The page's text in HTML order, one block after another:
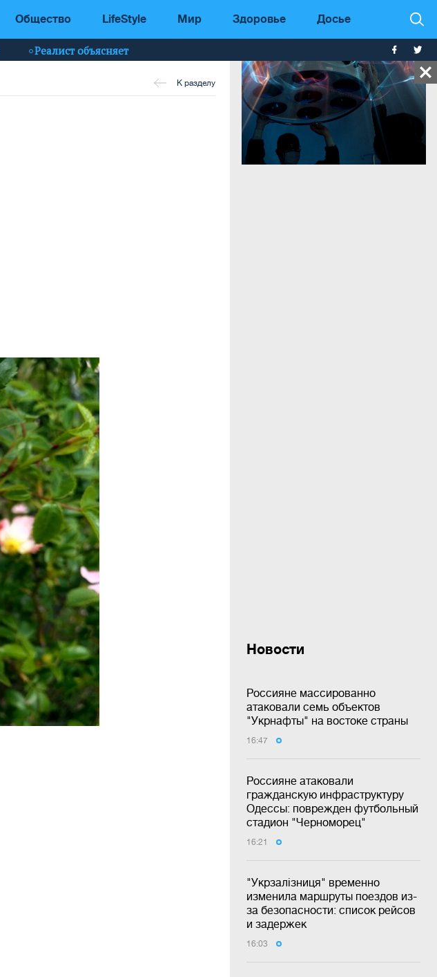
Общество LifeStyle Мир Здоровье Досье
Реалист объясняет
Новости
Россияне массированно
атаковали семь объектов
"Укрнафты" на востоке страны
16:47
Россияне атаковали
гражданскую инфраструктуру
Одессы: поврежден футбольный
стадион "Черноморец"
16:21
"Укрзалізниця" временно
изменила маршруты поездов из-
за безопасности: список рейсов
и задержек
16:03
К разделу